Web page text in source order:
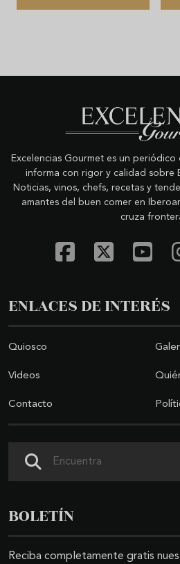
Excelencias Gourmet es un
informa con rigor y calidad sobre
Noticias, vinos, chefs, recetas y
amantes del buen comer en
cruza
ENLACES DE INTERÉS
Quiosco
Videos
Contacto
BOLETÍN
Reciba completamente gratis